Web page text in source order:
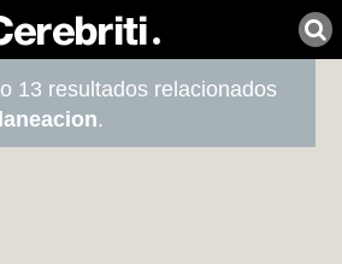
13 resultados relacionados
.